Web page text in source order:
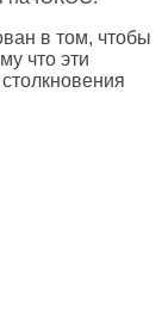
в том, чтобы
что эти